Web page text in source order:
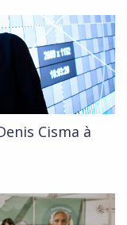
Cisma à